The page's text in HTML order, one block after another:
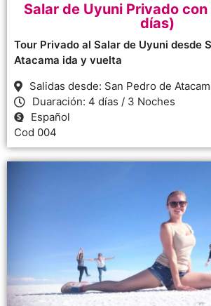
Salar de Uyuni Privado
días)
Tour Privado al Salar de Uyuni desde
Atacama ida y vuelta
Salidas desde: San Pedro de
Duaración: 4 días / 3 Noches
Español
Cod 004